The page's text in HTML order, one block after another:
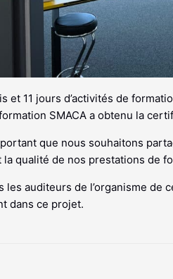
et 11 jours d’activités de
SMACA a obtenu la
que nous souhaitons
la qualité de nos prestations de
les auditeurs de l’organisme de
dans ce projet.